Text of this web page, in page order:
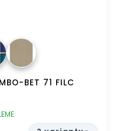
BET 71 FILC